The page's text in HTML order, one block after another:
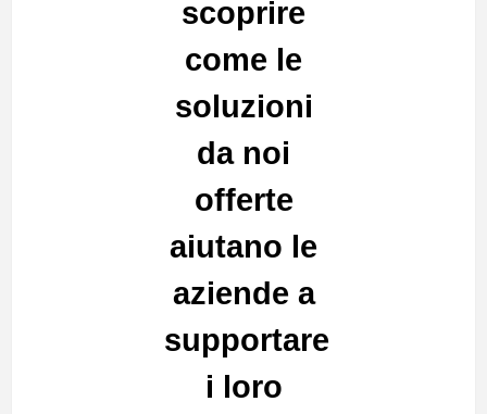
scoprire
come le
soluzioni
da noi
offerte
aiutano le
aziende a
supportare
i loro